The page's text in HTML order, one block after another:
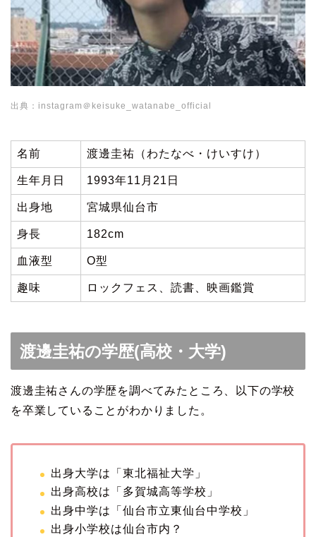
出典：instagram＠keisuke_watanabe_official
名前 渡邊圭祐（わたなべ・けいすけ）
生年月日 1993年11月21日
出身地 宮城県仙台市
身長 182cm
血液型 O型
趣味 ロックフェス、読書、映画鑑賞
渡邊圭祐の学歴(高校・大学)
渡邊圭祐さんの学歴を調べてみたところ、以下の学校
を卒業していることがわかりました。
出身大学は「東北福祉大学」
出身高校は「多賀城高等学校」
出身中学は「仙台市立東仙台中学校」
出身小学校は仙台市内？